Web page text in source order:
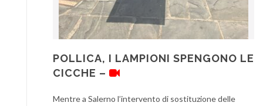
POLLICA, I LAMPIONI SPENGONO LE
CICCHE –
Mentre a Salerno l’intervento di sostituzione delle